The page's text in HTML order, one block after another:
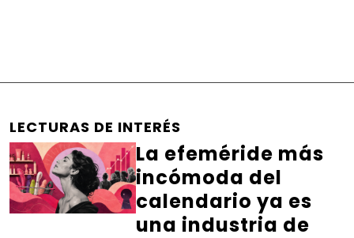
LECTURAS DE INTERÉS
La efeméride más
incómoda del
calendario ya es
una industria de